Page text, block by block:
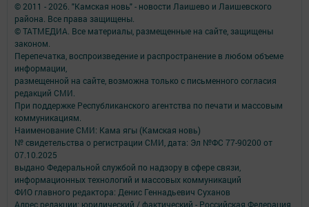
© 2011 - 2026. "Камская новь" - новости Лаишево и Лаишевского
района. Все права защищены.
© ТАТМЕДИА. Все материалы, размещенные на сайте, защищены
законом.
Перепечатка, воспроизведение и распространение в любом объеме
информации,
размещенной на сайте, возможна только с письменного согласия
редакций СМИ.
При поддержке Республиканского агентства по печати и массовым
коммуникациям.
Наименование СМИ: Кама ягы (Камская новь)
№ свидетельства о регистрации СМИ, дата: Эл №ФC 77-90200 от
07.10.2025
выдано Федеральной службой по надзору в сфере связи,
информационных технологий и массовых коммуникаций
ФИО главного редактора: Денис Геннадьевич Суханов
Адрес редакции: юридический / фактический - Российская Федерация,